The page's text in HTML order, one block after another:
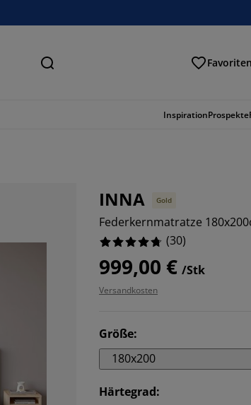
Suchen Favoriten
InspirationProspekte
INNA Gold
Federkernmatratze
(30)
999,00 € /Stk
Versandkosten
Größe:
180x200
Härtegrad:
83.33333333333334%
3.3333333333333335%
3.3333333333333335%